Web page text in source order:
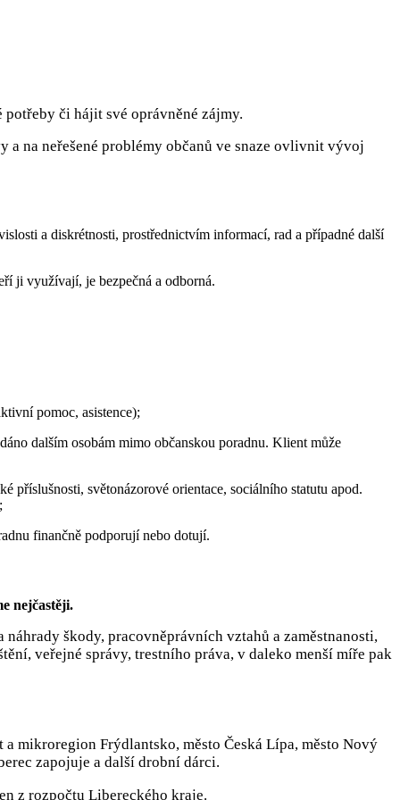
či hájit své oprávněné zájmy.
a na neřešené problémy občanů ve snaze ovlivnit vývoj
a diskrétnosti, prostřednictvím informací, rad a případné další
ji využívají, je bezpečná a odborná.
pomoc, asistence);
dalším osobám mimo občanskou poradnu. Klient může
příslušnosti, světonázorové orientace, sociálního statutu apod.
finančně podporují nebo dotují.
nejčastěji.
škody, pracovněprávních vztahů a zaměstnanosti,
veřejné správy, trestního práva, v daleko menší míře pak
mikroregion Frýdlantsko, město Česká Lípa, město Nový
zapojuje a další drobní dárci.
z rozpočtu Libereckého kraje.